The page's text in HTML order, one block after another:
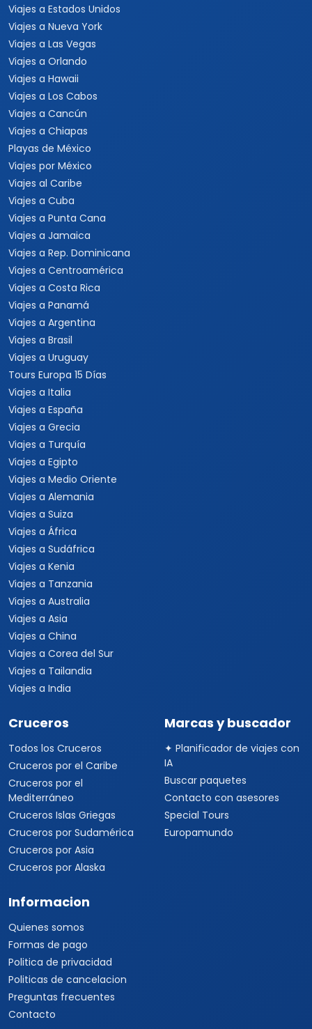
Viajes a Estados Unidos
Viajes a Nueva York
Viajes a Las Vegas
Viajes a Orlando
Viajes a Hawaii
Viajes a Los Cabos
Viajes a Cancún
Viajes a Chiapas
Playas de México
Viajes por México
Viajes al Caribe
Viajes a Cuba
Viajes a Punta Cana
Viajes a Jamaica
Viajes a Rep. Dominicana
Viajes a Centroamérica
Viajes a Costa Rica
Viajes a Panamá
Viajes a Argentina
Viajes a Brasil
Viajes a Uruguay
Tours Europa 15 Días
Viajes a Italia
Viajes a España
Viajes a Grecia
Viajes a Turquía
Viajes a Egipto
Viajes a Medio Oriente
Viajes a Alemania
Viajes a Suiza
Viajes a África
Viajes a Sudáfrica
Viajes a Kenia
Viajes a Tanzania
Viajes a Australia
Viajes a Asia
Viajes a China
Viajes a Corea del Sur
Viajes a Tailandia
Viajes a India
Cruceros
Todos los Cruceros
Cruceros por el Caribe
Cruceros por el
Mediterráneo
Cruceros Islas Griegas
Cruceros por Sudamérica
Cruceros por Asia
Cruceros por Alaska
Marcas y buscador
✦ Planificador de viajes con
IA
Buscar paquetes
Contacto con asesores
Special Tours
Europamundo
Informacion
Quienes somos
Formas de pago
Politica de privacidad
Politicas de cancelacion
Preguntas frecuentes
Contacto